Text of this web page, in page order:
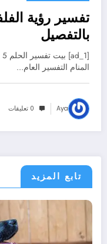
تفسير رؤية
بالتفصيل
المنام التفسير العام…
Aya 0 تعليقات
تابع المزيد